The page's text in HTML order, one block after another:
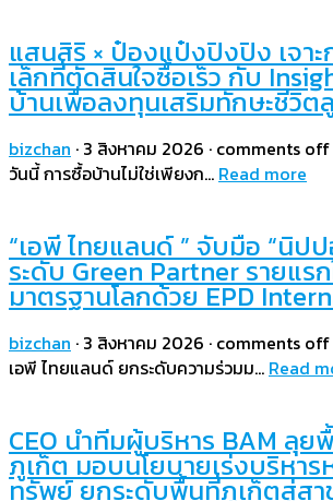
แสนสิริ × ป๋องแป๋งปิงปิง เจา
เล็กที่ตัดสินใจซื้อเร็ว กับ
บ้านเพื่อลงทุนเสริมทักษะชีวิ
bizchan · 3 สิงหาคม 2026 · comments off
วันนี้ การซื้อบ้านไม่ใช่เพียงก… Read more
“เอพี ไทยแลนด์ ” จับมือ “นิป
ระดับ Green Partner รายแร
มาตรฐานโลกด้วย EPD
bizchan · 3 สิงหาคม 2026 · comments off
เอพี ไทยแลนด์ ยกระดับความร่วมม… Read
CEO นำทีมผู้บริหาร BAM ลุ
ภูเก็ต มอบนโยบายเร่งบริหา
ทรัพย์ ยกระดับพื้นที่ภูเก็ตสู่ส